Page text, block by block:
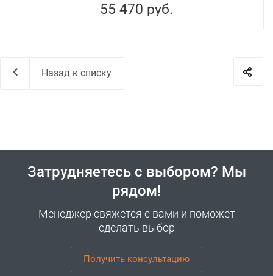
55 470 руб.
Назад к списку
Затрудняетесь с выбором? Мы
рядом!
Менеджер свяжется с вами и поможет
сделать выбор
Получить консультацию